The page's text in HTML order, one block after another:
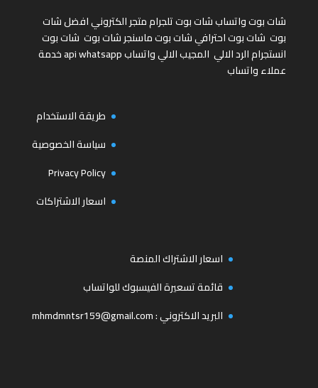
شات بوت واتسابشات بوت تلجراممتجر الكترونيافضل شات
بوت شات بوت احترافيشات بوت ماسنجرشات بوت شات بوت
انستجرامالرد الالي المجيب الالي واتسابapi whatsappخدمة
عملاء واتساب
طريقة الاستخدام
سياسة الخصوصية
Privacy Policy
اسعار الاشتراكات
اسعار الاشتراك المنصة
قائمة تسعيرة الفيسبوك للواتساب
البريد الاكتروني :mhmdmntsr159@gmail.com